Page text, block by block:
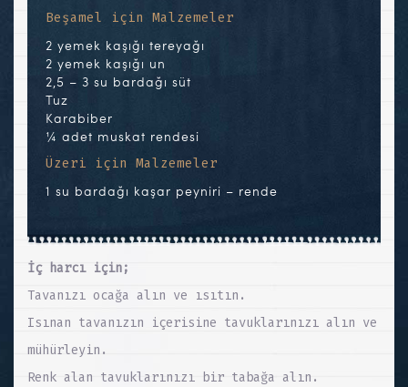
Beşamel için Malzemeler
2 yemek kaşığı tereyağı
2 yemek kaşığı un
2,5 – 3 su bardağı süt
Tuz
Karabiber
¼ adet muskat rendesi
Üzeri için Malzemeler
1 su bardağı kaşar peyniri – rende
İç harcı için;
Tavanızı ocağa alın ve ısıtın.
Isınan tavanızın içerisine tavuklarınızı alın ve
mühürleyin.
Renk alan tavuklarınızı bir tabağa alın.